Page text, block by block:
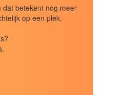
betekent nog meer
op een plek.